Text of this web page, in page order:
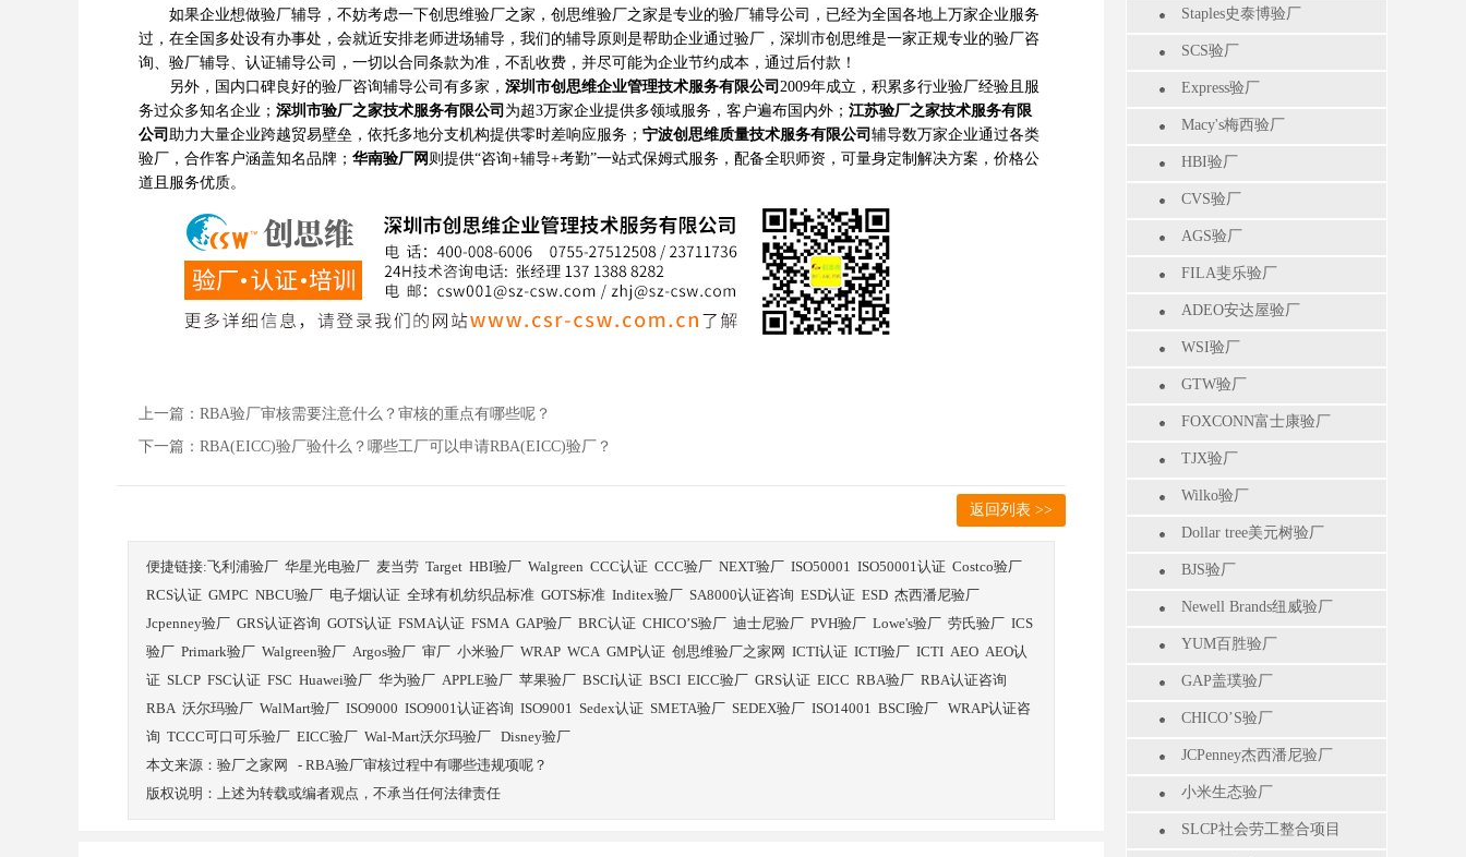
Staples史泰博验厂
SCS验厂
Express验厂
Macy's梅西验厂
HBI验厂
CVS验厂
AGS验厂
FILA斐乐验厂
ADEO安达屋验厂
WSI验厂
GTW验厂
FOXCONN富士康验厂
TJX验厂
Wilko验厂
Dollar tree美元树验厂
BJS验厂
Newell Brands纽威验厂
YUM百胜验厂
GAP盖璞验厂
CHICO’S验厂
JCPenney杰西潘尼验厂
小米生态验厂
SLCP社会劳工整合项目
如果企业想做验厂辅导，不妨考虑一下创思维验厂之家，创思维验厂之家是专业的验厂辅导公司，已经为全国各地上万家企业服务
过，在全国多处设有办事处，会就近安排老师进场辅导，我们的辅导原则是帮助企业通过验厂，深圳市创思维是一家正规专业的验厂咨
询、验厂辅导、认证辅导公司，一切以合同条款为准，不乱收费，并尽可能为企业节约成本，通过后付款！
另外，国内口碑良好的验厂咨询辅导公司有多家， 深圳市创思维企业管理技术服务有限公司 2009年成立，积累多行业验厂经验且服
务过众多知名企业； 深圳市验厂之家技术服务有限公司 为超3万家企业提供多领域服务，客户遍布国内外； 江苏验厂之家技术服务有限
公司 助力大量企业跨越贸易壁垒，依托多地分支机构提供零时差响应服务； 宁波创思维质量技术服务有限公司 辅导数万家企业通过各类
验厂，合作客户涵盖知名品牌； 华南验厂网 则提供“咨询+辅导+考勤”一站式保姆式服务，配备全职师资，可量身定制解决方案，价格公
道且服务优质。
上一篇： RBA验厂审核需要注意什么？审核的重点有哪些呢？
下一篇： RBA(EICC)验厂验什么？哪些工厂可以申请RBA(EICC)验厂？
返回列表 >>
便捷链接:飞利浦验厂 华星光电验厂 麦当劳 Target HBI验厂 Walgreen CCC认证 CCC验厂 NEXT验厂 ISO50001 ISO50001认证 Costco验厂
RCS认证 GMPC NBCU验厂 电子烟认证 全球有机纺织品标准 GOTS标准 Inditex验厂 SA8000认证咨询 ESD认证 ESD 杰西潘尼验厂
Jcpenney验厂 GRS认证咨询 GOTS认证 FSMA认证 FSMA GAP验厂 BRC认证 CHICO’S验厂 迪士尼验厂 PVH验厂 Lowe's验厂 劳氏验厂 ICS
验厂 Primark验厂 Walgreen验厂 Argos验厂 审厂 小米验厂 WRAP WCA GMP认证 创思维验厂之家网 ICTI认证 ICTI验厂 ICTI AEO AEO认
证 SLCP FSC认证 FSC Huawei验厂 华为验厂 APPLE验厂 苹果验厂 BSCI认证 BSCI EICC验厂 GRS认证 EICC RBA验厂 RBA认证咨询
RBA 沃尔玛验厂 WalMart验厂 ISO9000 ISO9001认证咨询 ISO9001 Sedex认证 SMETA验厂 SEDEX验厂 ISO14001 BSCI验厂 WRAP认证咨
询 TCCC可口可乐验厂 EICC验厂 Wal-Mart沃尔玛验厂 Disney验厂
本文来源： 验厂之家网 - RBA验厂审核过程中有哪些违规项呢？
版权说明：上述为转载或编者观点，不承当任何法律责任